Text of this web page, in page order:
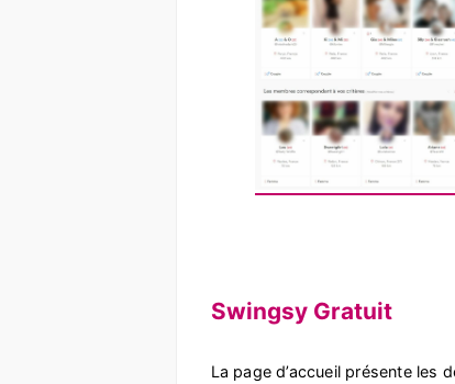
Swingsy Gratuit
La page d’accueil présente les